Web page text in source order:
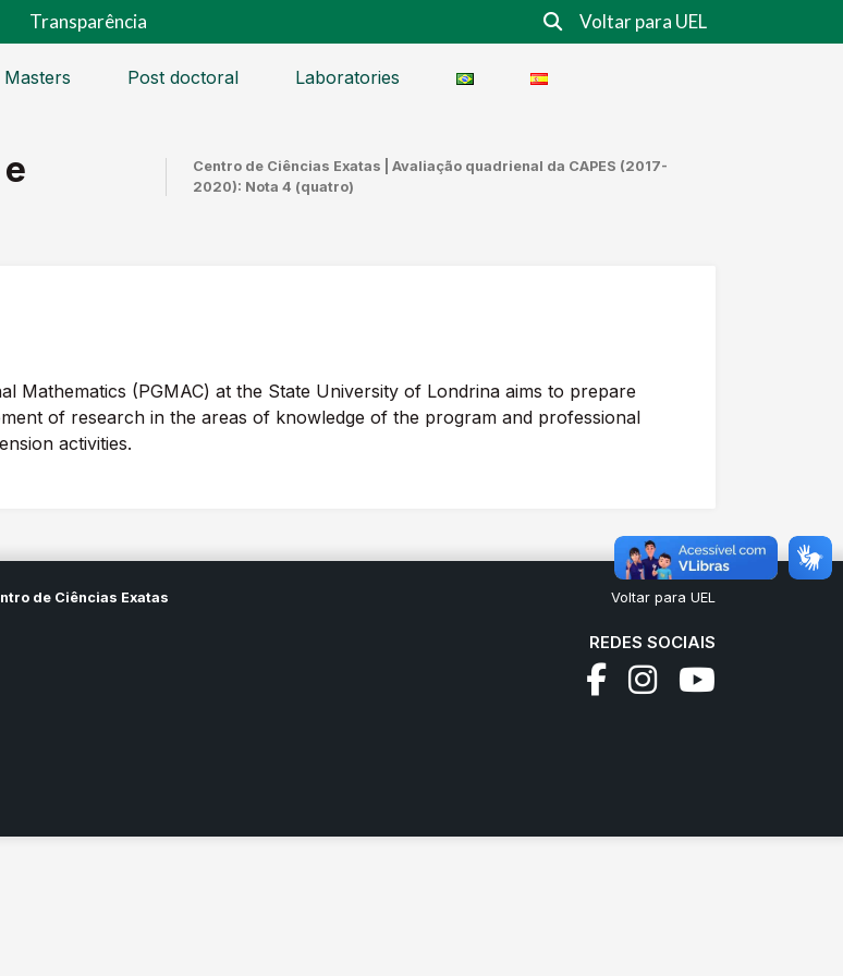
Transparência Voltar para UEL
Masters Post doctoral Laboratories
Centro de Ciências Exatas | Avaliação quadrienal da CAPES (2017-
2020): Nota 4 (quatro)
Mathematics (PGMAC) at the State University of Londrina aims to prepare
of research in the areas of knowledge of the program and professional
activities.
de Ciências Exatas
Voltar para UEL
REDES SOCIAIS